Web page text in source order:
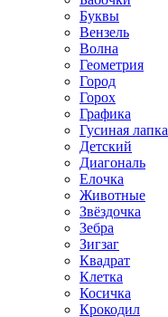
Буквы
Вензель
Волна
Геометрия
Город
Горох
Графика
Гусиная лапка
Детский
Диагональ
Елочка
Животные
Звёздочка
Зебра
Зигзаг
Квадрат
Клетка
Косичка
Крокодил